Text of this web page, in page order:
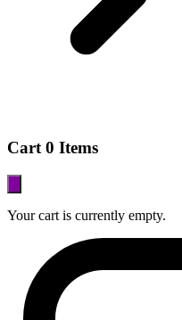
Cart 0 Items
Your cart is currently empty.